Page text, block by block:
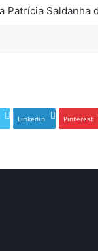
Patrícia Saldanha
Linkedin Pinterest